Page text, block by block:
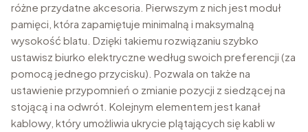
różne przydatne akcesoria. Pierwszym z nich jest moduł
pamięci, która zapamiętuje minimalną i maksymalną
wysokość blatu. Dzięki takiemu rozwiązaniu szybko
ustawisz biurko elektryczne według swoich preferencji (za
pomocą jednego przycisku). Pozwala on także na
ustawienie przypomnień o zmianie pozycji z siedzącej na
stojącą i na odwrót. Kolejnym elementem jest kanał
kablowy, który umożliwia ukrycie plątających się kabli w